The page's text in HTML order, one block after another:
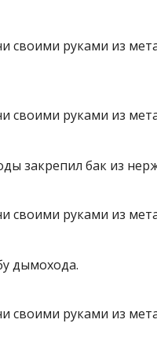
закрепил бак из
дымохода.